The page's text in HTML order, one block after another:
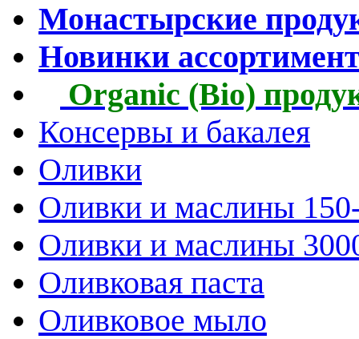
Монастырские
Новинки
Organic (Bio)
Консервы и бакалея
Оливки
Оливки и маслины
Оливки и маслины
Оливковая паста
Оливковое мыло